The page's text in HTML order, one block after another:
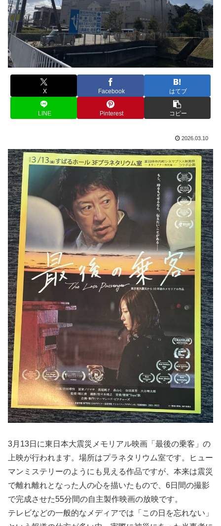
X Facebook はてブ
LINE Pinterest コピー
2026.03.10
3月13日に東日本大震災メモリアル映画「最後の乗客」の
上映が行われます。場所はプラネタリウム室です。ヒュー
マンミステリーのようにも見える作品ですが、本来は震災
で離れ離れとなった人の心を描いたもので、6日間の撮影
で完成させた55分間の自主製作映画の放映です。
テレビなどの一般的なメディアでは「この日を忘れない」